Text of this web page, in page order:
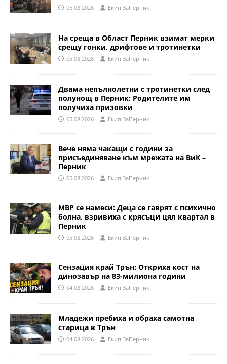
05.08.2026 Eкип ЗаПерник
На среща в Област Перник взимат мерки
срещу гонки, дрифтове и тротинетки
05.08.2026 Eкип ЗаПерник
Двама непълнолетни с тротинетки след
полунощ в Перник: Родителите им
получиха призовки
05.08.2026 Eкип ЗаПерник
Вече няма чакащи с години за
присъединяване към мрежата на ВиК –
Перник
05.08.2026 Eкип ЗаПерник
МВР се намеси: Деца се гаврят с психично
болна, взривиха с крясъци цял квартал в
Перник
05.08.2026 Eкип ЗаПерник
Сензация край Трън: Откриха кост на
динозавър на 83-милиона години
04.08.2026 Eкип ЗаПерник
Младежи пребиха и обраха самотна
старица в Трън
04.08.2026 Eкип ЗаПерник